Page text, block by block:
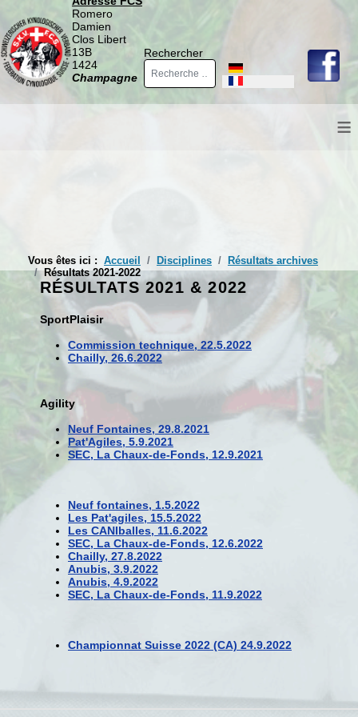
Romero
Damien
Clos Libert
13B
1424
Champagne
Rechercher
Sélectionnez votre langue
≡
Vous êtes ici : Accueil Disciplines
Résultats archives
Résultats 2021-2022
RÉSULTATS 2021 & 2022
SportPlaisir
Commission technique, 22.5.2022
Chailly, 26.6.2022
Agility
Neuf Fontaines, 29.8.2021
Pat'Agiles, 5.9.2021
SEC, La Chaux-de-Fonds, 12.9.2021
Neuf fontaines, 1.5.2022
Les Pat'agiles, 15.5.2022
Les CANIballes, 11.6.2022
SEC, La Chaux-de-Fonds, 12.6.2022
Chailly, 27.8.2022
Anubis, 3.9.2022
Anubis, 4.9.2022
SEC, La Chaux-de-Fonds, 11.9.2022
Championnat Suisse 2022 (CA) 24.9.2022